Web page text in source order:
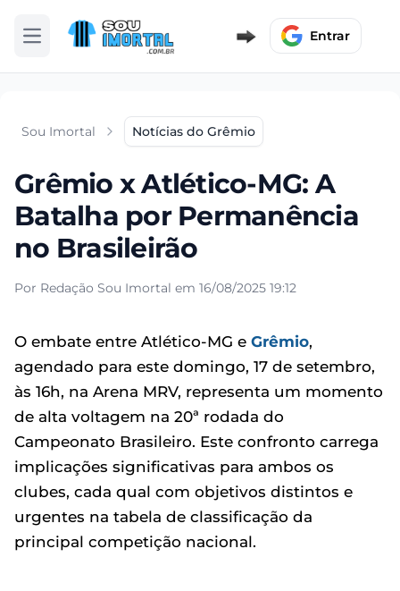
Abrir menu Entrar
Sou Imortal Notícias do Grêmio
Grêmio x Atlético-MG: A
Batalha por Permanência
no Brasileirão
Por Redação Sou Imortal em 16/08/2025 19:12
O embate entre Atlético-MG e Grêmio,
agendado para este domingo, 17 de setembro,
às 16h, na Arena MRV, representa um momento
de alta voltagem na 20ª rodada do
Campeonato Brasileiro. Este confronto carrega
implicações significativas para ambos os
clubes, cada qual com objetivos distintos e
urgentes na tabela de classificação da
principal competição nacional.